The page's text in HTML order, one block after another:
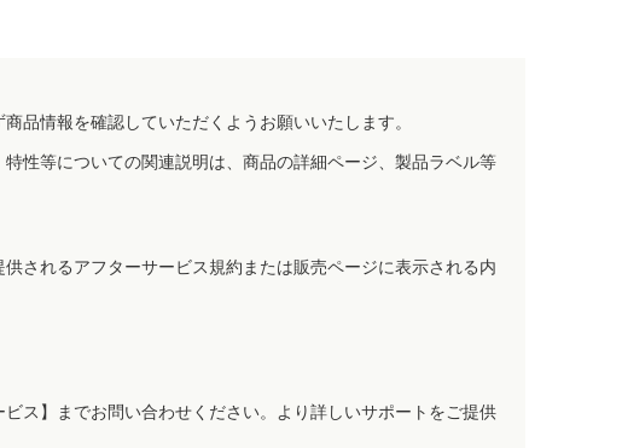
品情報を確認していただくようお願いいたします。
性等についての関連説明は、商品の詳細ページ、製品ラベル等
されるアフターサービス規約または販売ページに表示される内
ス】までお問い合わせください。より詳しいサポートをご提供